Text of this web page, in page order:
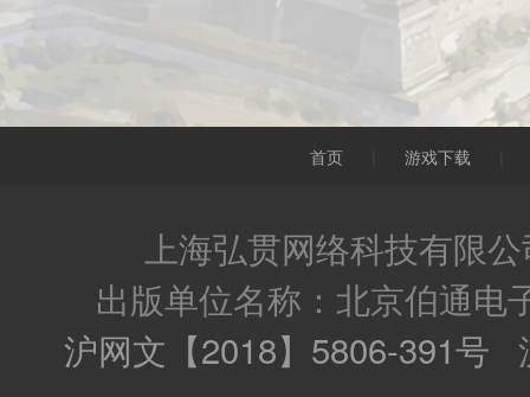
首页 游戏下载
上海弘贯网络科技有限
出版单位名称：北京伯通
沪网文【2018】5806-391号